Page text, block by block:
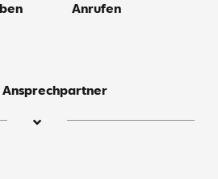
Anrufen
Ansprechpartner